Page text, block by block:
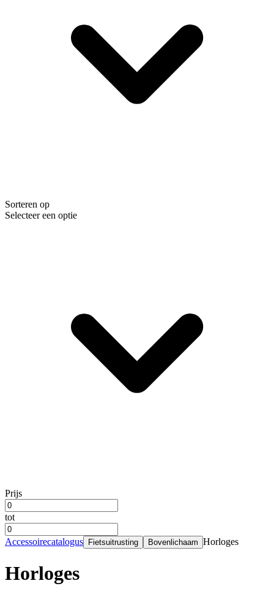
Sorteren op
Selecteer een optie
Prijs
tot
Accessoirecatalogus Fietsuitrusting Bovenlichaam Horloges
Horloges